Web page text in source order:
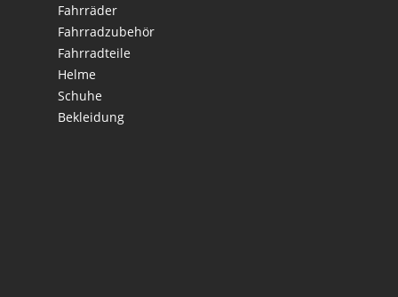
Fahrräder
Fahrradzubehör
Fahrradteile
Helme
Schuhe
Bekleidung